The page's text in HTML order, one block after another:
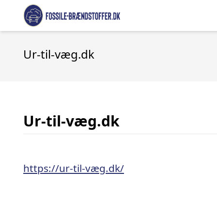
Ur-til-væg.dk
Ur-til-væg.dk
https://ur-til-væg.dk/